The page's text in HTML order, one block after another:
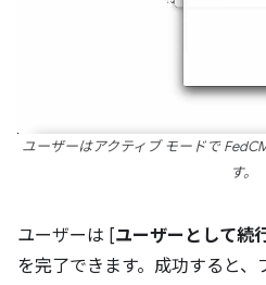
ユーザーはアクティブ モードで
す。
ユーザーは [ユーザーとして続
を完了できます。成功すると